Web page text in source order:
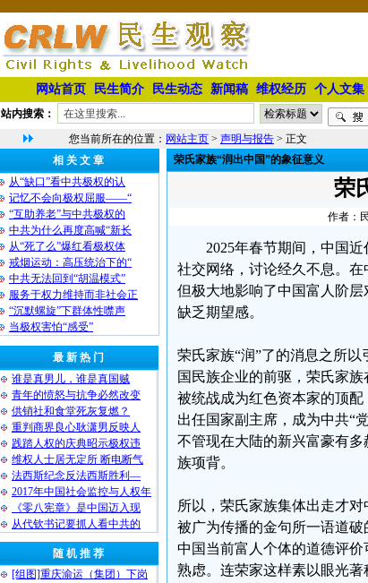
网站首页 民生简介 民生动态 新闻稿 维权经历 个人文集
站内搜索：
您当前所在的位置： 网站主页 > 声明与报告 > 正文
相 关 文 章
从“缺口”看中共极权的认
记忆不会向极权屈服——“
“互助养老”与中共极权的
中共为什么再度高喊“新长
从“死了么”爆红看极权体
戒烟运动：高压统治下的“
中共无法回到“胡温模式”
服务于权力维持而非社会正
“沉默螺旋”下群体性噤声
当极权害怕“感受”
最 新 热 门
谁是真男儿，谁是真国贼
青年的愤怒与抗争必然改变
供销社和食堂死灰复燃？
重判商界良心耿潇男反映人
践踏人权的庆典昭示极权违
维权人士居无定所 断电断气
法西斯纪念反法西斯胜利—
2017年中国社会监控与人权年
《零八宪章》是中国迈入现
从代钦书记要抓人看中共的
随 机 推 荐
[组图]重庆渝运（集团）下岗
荣氏家族“润出中国”的象征意义
荣
作者：
2025年春节期间，中国
社交网络，讨论经久不息。
但极大地影响了中国富人阶
缺乏期望感。
荣氏家族“润”了的消息之所
国民族企业的前驱，荣氏家
被统战成为红色资本家的顶
出任国家副主席，成为中共“
不管现在大陆的新兴富豪有
族项背。
所以，荣氏家族集体出走才
被广为传播的金句所一语道
中国当前富人个体的道德评
熟虑。连荣家这样素以眼光